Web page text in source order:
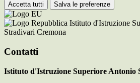
Accetta tutti Salva le preferenze
Istituto d'Istruzione
Stradivari Cremona
Contatti
Istituto d'Istruzione Superiore Antonio